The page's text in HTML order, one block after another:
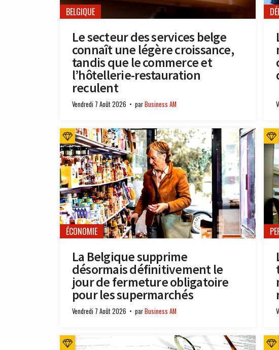
BELGIQUE
Le secteur des services belge
connaît une légère croissance,
tandis que le commerce et
l’hôtellerie-restauration
reculent
Vendredi 7 Août 2026 parBusiness AM
ÉCONOMIE
La Belgique supprime
désormais définitivement le
jour de fermeture obligatoire
pour les supermarchés
Vendredi 7 Août 2026 parBusiness AM